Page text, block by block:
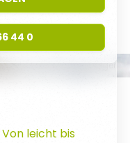
44 0
Foto: Björn Sum
Foto: Michael Daiger
leicht bis